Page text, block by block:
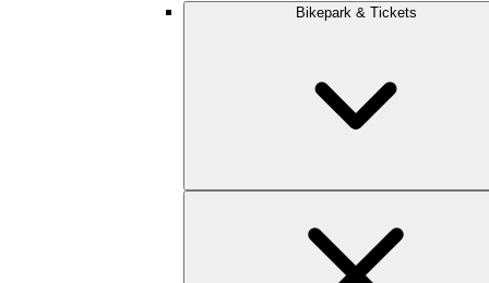
Bikepark & Tickets